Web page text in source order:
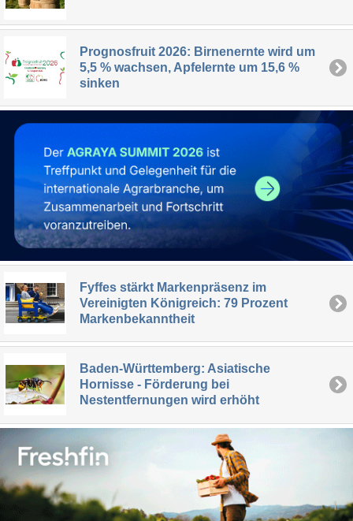
Prognosfruit 2026: Birnenernte wird um
5,5 % wachsen, Apfelernte um 15,6 %
sinken
Fyffes stärkt Markenpräsenz im
Vereinigten Königreich: 79 Prozent
Markenbekanntheit
Baden-Württemberg: Asiatische
Hornisse - Förderung bei
Nestentfernungen wird erhöht